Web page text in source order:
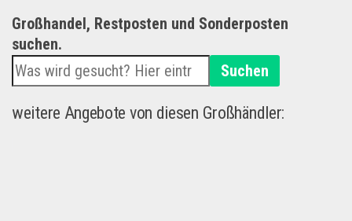
Großhandel, Restposten und Sonderposten
suchen.
Suchen
weitere Angebote von diesen Großhändler: